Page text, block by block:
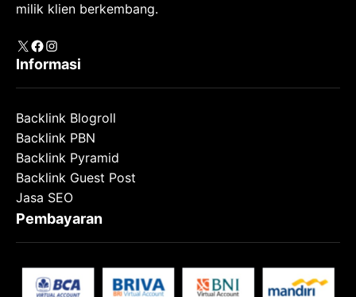
milik klien berkembang.
X Facebook
Instagram
Informasi
Backlink Blogroll
Backlink PBN
Backlink Pyramid
Backlink Guest Post
Jasa SEO
Pembayaran